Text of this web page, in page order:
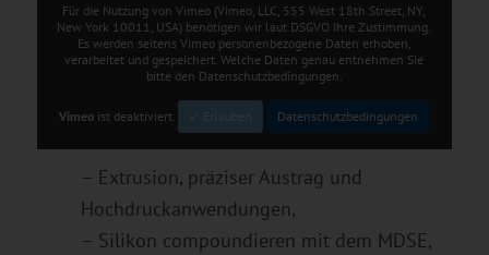
Für die Nutzung von Vimeo (Vimeo, LLC, 555 West 18th Street, NY,
New York 10011, USA) benötigen wir laut DSGVO Ihre Zustimmung.
Es werden seitens Vimeo personenbezogene Daten erhoben,
verarbeitet und gespeichert. Welche Daten genau entnehmen Sie
bitte den Datenschutzbedingungen.
Vimeo ist deaktiviert. ✓ Erlauben Datenschutzbedingungen
– Extrusion, präziser Austrag und
Hochdruckanwendungen,
– Silikon compoundieren mit dem MDSE,